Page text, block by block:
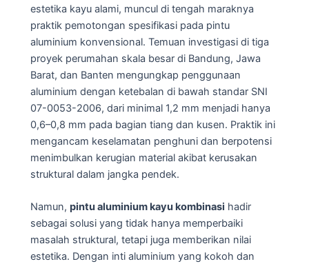
estetika kayu alami, muncul di tengah maraknya
praktik pemotongan spesifikasi pada pintu
aluminium konvensional. Temuan investigasi di tiga
proyek perumahan skala besar di Bandung, Jawa
Barat, dan Banten mengungkap penggunaan
aluminium dengan ketebalan di bawah standar SNI
07-0053-2006, dari minimal 1,2 mm menjadi hanya
0,6–0,8 mm pada bagian tiang dan kusen. Praktik ini
mengancam keselamatan penghuni dan berpotensi
menimbulkan kerugian material akibat kerusakan
struktural dalam jangka pendek.
Namun, pintu aluminium kayu kombinasi hadir
sebagai solusi yang tidak hanya memperbaiki
masalah struktural, tetapi juga memberikan nilai
estetika. Dengan inti aluminium yang kokoh dan